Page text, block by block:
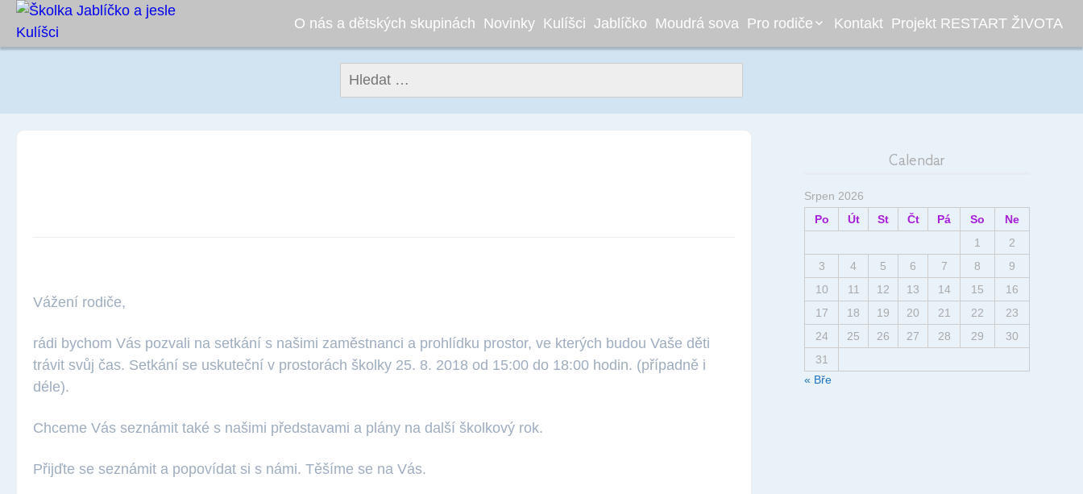
O nás a dětských skupinách Novinky Kulíšci Jablíčko Moudrá sova Pro rodiče Kontakt Projekt RESTART ŽIVOTA
Vážení rodiče,
rádi bychom Vás pozvali na setkání s našimi zaměstnanci a prohlídku prostor, ve kterých budou Vaše děti
trávit svůj čas. Setkání se uskuteční v prostorách školky 25. 8. 2018 od 15:00 do 18:00 hodin. (případně i
déle).
Chceme Vás seznámit také s našimi představami a plány na další školkový rok.
Přijďte se seznámit a popovídat si s námi. Těšíme se na Vás.
Calendar
Srpen 2026
Po
Út St Čt Pá So
Ne
1
2
3
4 5 6 7 8
9
10
11 12 13 14 15
16
17
18 19 20 21 22
23
24
25 26 27 28 29
30
31
« Bře